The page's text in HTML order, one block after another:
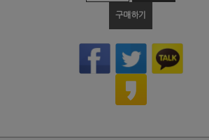
구매하기